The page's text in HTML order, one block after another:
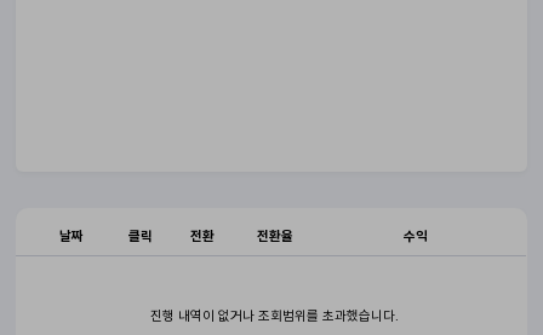
날짜 클릭 전환 전환율 수익
진행 내역이 없거나 조회범위를 초과했습니다.